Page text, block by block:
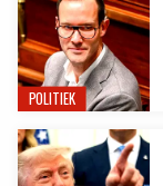
POLITIEK